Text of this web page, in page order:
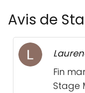
Avis de
Fin
Stage